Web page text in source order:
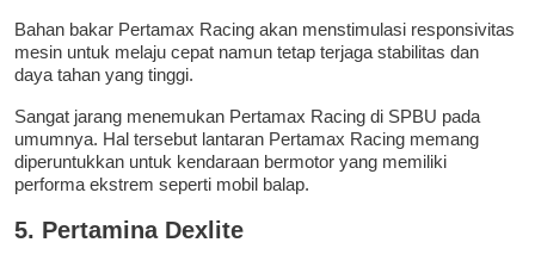
Bahan bakar Pertamax Racing akan menstimulasi responsivitas
mesin untuk melaju cepat namun tetap terjaga stabilitas dan
daya tahan yang tinggi.
Sangat jarang menemukan Pertamax Racing di SPBU pada
umumnya. Hal tersebut lantaran Pertamax Racing memang
diperuntukkan untuk kendaraan bermotor yang memiliki
performa ekstrem seperti mobil balap.
5. Pertamina Dexlite